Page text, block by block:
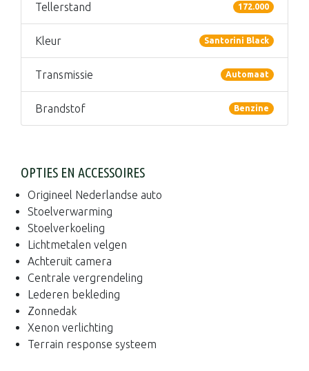
Tellerstand 172.000
Kleur Santorini Black
Transmissie Automaat
Brandstof Benzine
OPTIES EN ACCESSOIRES
Origineel Nederlandse auto
Stoelverwarming
Stoelverkoeling
Lichtmetalen velgen
Achteruit camera
Centrale vergrendeling
Lederen bekleding
Zonnedak
Xenon verlichting
Terrain response systeem